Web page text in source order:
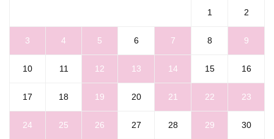
1 2
3 4 5 6 7 8 9
10 11 12 13 14 15 16
17 18 19 20 21 22 23
24 25 26 27 28 29 30